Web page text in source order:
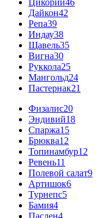
Цикорий46
Дайкон42
Репа39
Индау38
Щавель35
Вигна30
Руккола25
Мангольд24
Пастернак21
Физалис20
Эндивий18
Спаржа15
Брюква12
Топинамбур12
Ревень11
Полевой салат9
Артишок6
Турнепс5
Бамия4